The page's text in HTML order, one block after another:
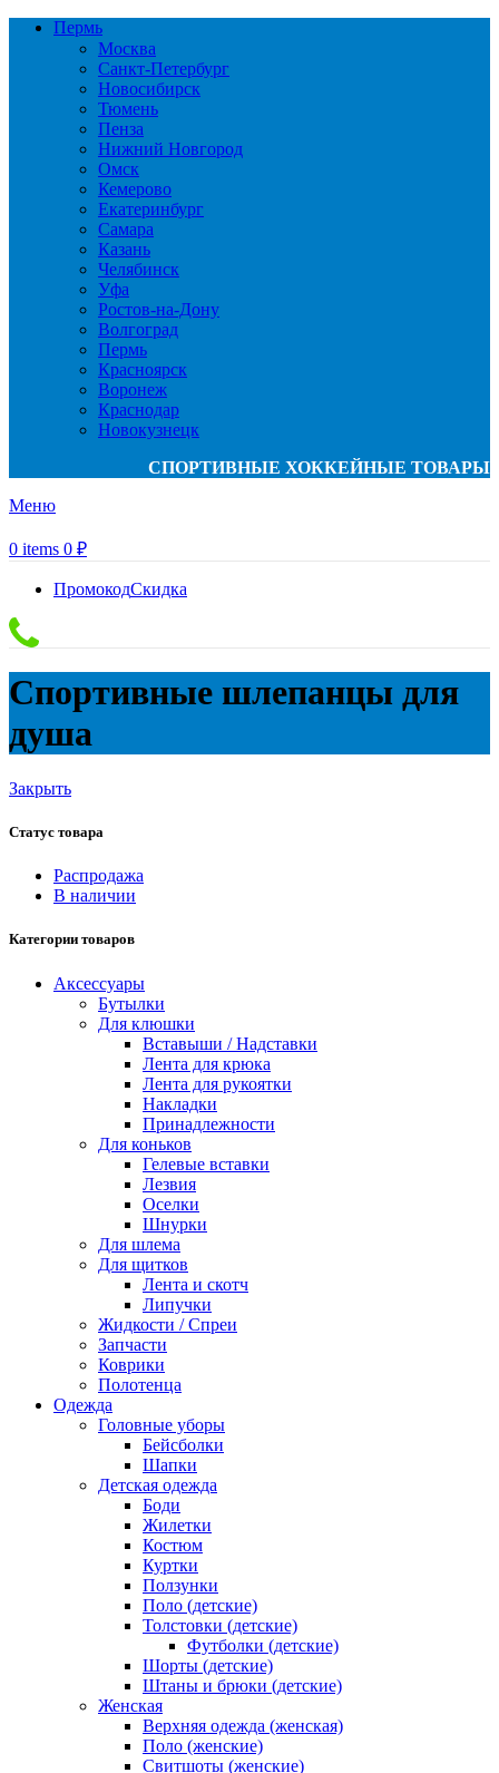
Пермь
Москва
Санкт-Петербург
Новосибирск
Тюмень
Пенза
Нижний Новгород
Омск
Кемерово
Екатеринбург
Самара
Казань
Челябинск
Уфа
Ростов-на-Дону
Волгоград
Пермь
Красноярск
Воронеж
Краснодар
Новокузнецк
СПОРТИВНЫЕ ХОККЕЙНЫЕ ТОВАРЫ
Меню
0 items 0 ₽
ПромокодСкидка
Спортивные шлепанцы для
душа
Закрыть
Статус товара
Распродажа
В наличии
Категории товаров
Аксессуары
Бутылки
Для клюшки
Вставыши / Надставки
Лента для крюка
Лента для рукоятки
Накладки
Принадлежности
Для коньков
Гелевые вставки
Лезвия
Оселки
Шнурки
Для шлема
Для щитков
Лента и скотч
Липучки
Жидкости / Спреи
Запчасти
Коврики
Полотенца
Одежда
Головные уборы
Бейсболки
Шапки
Детская одежда
Боди
Жилетки
Костюм
Куртки
Ползунки
Поло (детские)
Толстовки (детские)
Футболки (детские)
Шорты (детские)
Штаны и брюки (детские)
Женская
Верхняя одежда (женская)
Поло (женские)
Свитшоты (женские)